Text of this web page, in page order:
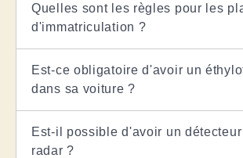
Quelles sont les règles pour les
d'immatriculation ?
Est-ce obligatoire d'avoir un
dans sa voiture ?
Est-il possible d'avoir un
radar ?